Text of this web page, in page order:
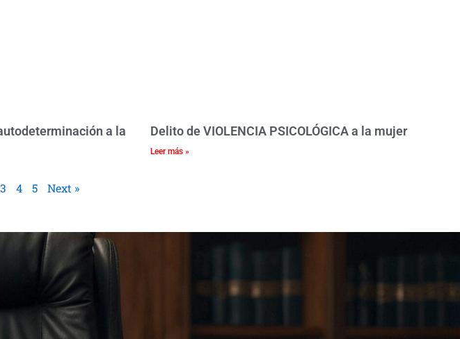
a la
Delito de VIOLENCIA PSICOLÓGICA a la mujer
Leer más »
3 4 5 Next »